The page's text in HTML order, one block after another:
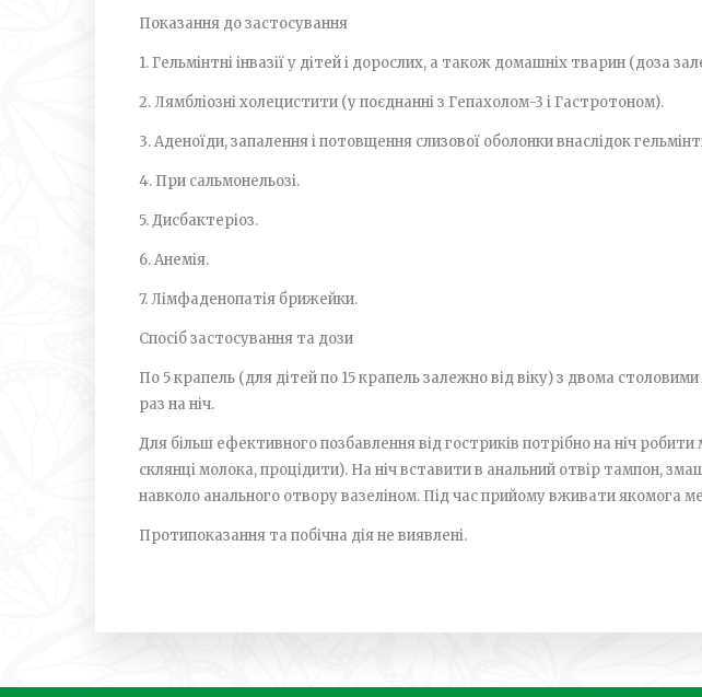
Показання до застосування
1. Гельмінтні інвазії у дітей і дорослих, а також домашніх тварин (доза
2. Лямбліозні холецистити (у поєднанні з Гепахолом­-3 і Гастротоном).
3. Аденоїди, запалення і потовщення слизової оболонки внаслідок
4. При сальмонельозі.
5. Дисбактеріоз.
6. Анемія.
7. Лімфаденопатія брижейки.
Спосіб застосування та дози
По 5 крапель (для дітей по 1­5 крапель залежно від віку) з двома
раз на ніч.
Для більш ефективного позбавлення від гостриків потрібно на ніч
склянці молока, процідити). На ніч вставити в анальний отвір тампон,
навколо анального отвору вазеліном. Під час прийому вживати якомога
Протипоказання та побічна дія не виявлені.